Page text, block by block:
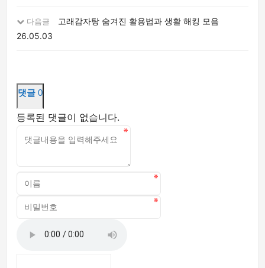
다음글
고래감자탕 숨겨진 활용법과 생활 해킹 모음
26.05.03
댓글 0
등록된 댓글이 없습니다.